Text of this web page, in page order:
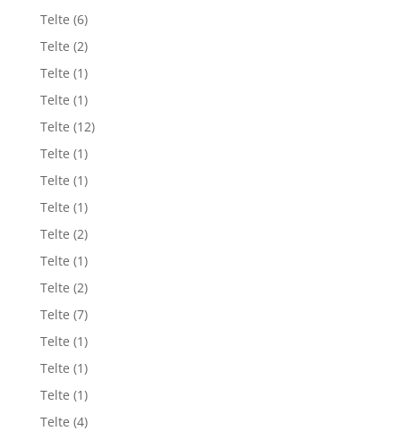
Telte (6)
Telte (2)
Telte (1)
Telte (1)
Telte (12)
Telte (1)
Telte (1)
Telte (1)
Telte (2)
Telte (1)
Telte (2)
Telte (7)
Telte (1)
Telte (1)
Telte (1)
Telte (4)